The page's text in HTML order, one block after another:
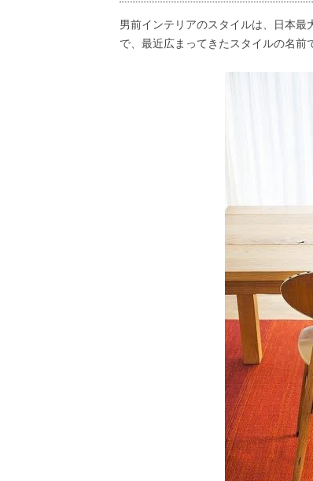
男前インテリアのスタイルは、日本最
で、最近広まってきたスタイルの名前